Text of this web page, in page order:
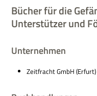
Bücher für die
Unterstützer und
Unternehmen
Zeit­fracht GmbH (Erfurt)